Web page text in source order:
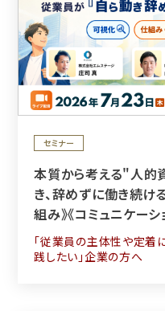
セミナー
本質から考える"人的
き、辞めずに働き続け
組み》《コミュニケーシ
「従業員の主体性や定着
践したい」企業の方へ